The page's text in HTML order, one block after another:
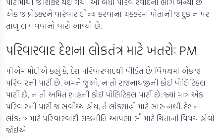
એક જ પ્રોડક્ટને વારંવાર લોન્ચ કરવાના ચક્કરમાં પોતાની જ દુકાન પર
તાળુ લગાવવાનો વારો આવ્યો છે.
પરિવારવાદ દેશના લોકતંત્ર માટે ખતરોઃ PM
પીએમ મોદીએ કહ્યું કે, દેશ પરિવારવાદથી પીડિત છે. વિપક્ષમાં એક જ
પરિવારની પાર્ટી છે. અમને જુઓ, ન તો રાજનાથજીની કોઈ પોલિટિકલ
પાર્ટી છે, ન તો અમિત શાહની કોઈ પોલિટિકલ પાર્ટી છે. જ્યાં માત્ર એક
પરિવારની પાર્ટી જ સર્વોચ્ચ હોય, તે લોકશાહી માટે સારું નથી. દેશના
લોકતંત્ર માટે પરિવારવાદી રાજનીતિ આપણા સૌ માટે ચિંતાનો વિષય હોવો
જોઈએ.